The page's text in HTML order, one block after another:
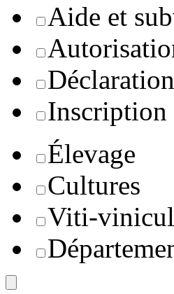
Aide et
Déclaration
Inscription
Élevage
Cultures
Viti-